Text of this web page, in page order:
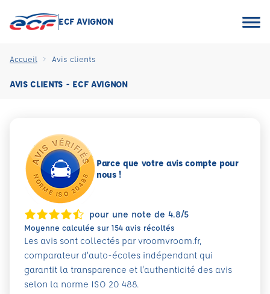
ECF AVIGNON
Accueil Avis clients
AVIS CLIENTS - ECF AVIGNON
Parce que votre avis compte pour
nous !
pour une note de 4.8/5
Moyenne calculée sur 154 avis récoltés
Les avis sont collectés par vroomvroom.fr,
comparateur d’auto-écoles indépendant qui
garantit la transparence et l'authenticité des avis
selon la norme ISO 20 488.